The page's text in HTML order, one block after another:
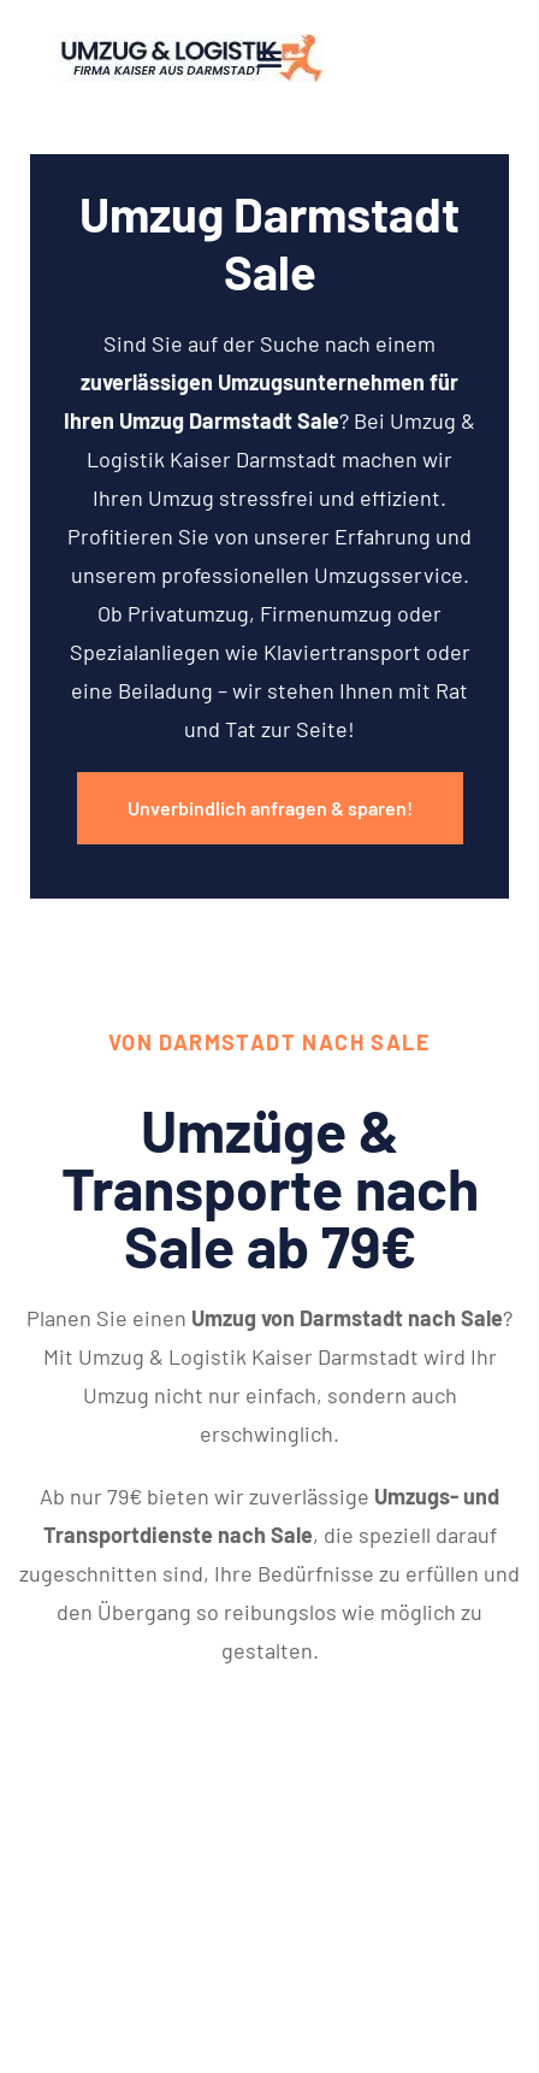
Umzug Darmstadt
Sale
Sind Sie auf der Suche nach einem
zuverlässigen Umzugsunternehmen für
Ihren Umzug Darmstadt Sale? Bei Umzug &
Logistik Kaiser Darmstadt machen wir
Ihren Umzug stressfrei und effizient.
Profitieren Sie von unserer Erfahrung und
unserem professionellen Umzugsservice.
Ob Privatumzug, Firmenumzug oder
Spezialanliegen wie Klaviertransport oder
eine Beiladung – wir stehen Ihnen mit Rat
und Tat zur Seite!
Unverbindlich anfragen & sparen!
VON DARMSTADT NACH SALE
Umzüge &
Transporte nach
Sale ab 79€
Planen Sie einen Umzug von Darmstadt nach Sale?
Mit Umzug & Logistik Kaiser Darmstadt wird Ihr
Umzug nicht nur einfach, sondern auch
erschwinglich.
Ab nur 79€ bieten wir zuverlässige Umzugs- und
Transportdienste nach Sale, die speziell darauf
zugeschnitten sind, Ihre Bedürfnisse zu erfüllen und
den Übergang so reibungslos wie möglich zu
gestalten.